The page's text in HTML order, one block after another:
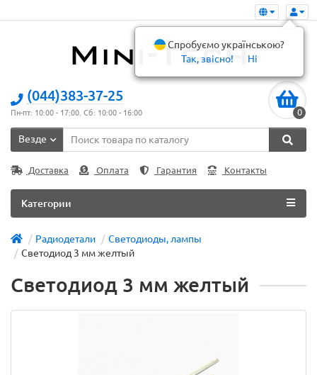
(044)383-37-25
Пн-пт: 10:00 - 17:00. Сб: 10:00 - 16:00 0
Везде
Доставка Оплата Гарантия Контакты
Категории
Радиодетали
Светодиоды, лампы
Светодиод 3 мм желтый
Светодиод 3 мм желтый
Спробуємо українською?
Так, звісно!
Ні